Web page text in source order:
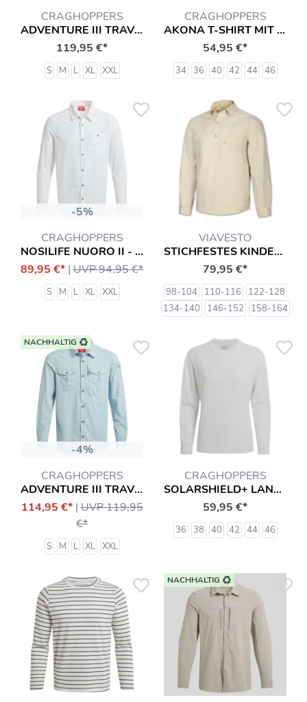
CRAGHOPPERS
ADVENTURE III TRAVEL HEMD
119,95 €*
S M L XL XXL
CRAGHOPPERS
AKONA T-SHIRT MIT INSEKTENSCHUTZ LANGARMSHIRT HEMD
54,95 €*
34 36 40 42 44 46
-5%
CRAGHOPPERS
NOSILIFE NUORO II - HEMD MIT ANTI-INSEKT-SCHUTZ
89,95 €* | UVP 94,95 €*
S M L XL XXL
VIAVESTO
STICHFESTES KINDERHEMD CRIANSA
79,95 €*
98-104 110-116
122-128
134-140
146-152 158-164
-4%
NACHHALTIG
CRAGHOPPERS
ADVENTURE III TRAVEL HEMD
114,95 €* |UVP 119,95
€*
S M L XL XXL
CRAGHOPPERS
SOLARSHIELD+ LANGARMSHIRT T-SHIRT MIT INSEKTENSCHUTZ (LONG SLEEVED) HEMD
59,95 €*
36 38 40 42 44 46
NACHHALTIG